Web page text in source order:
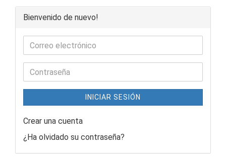
Bienvenido de nuevo!
INICIAR SESIÓN
Crear una cuenta
¿Ha olvidado su contraseña?